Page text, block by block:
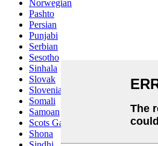
Norwegian
Pashto
Persian
Punjabi
Serbian
Sesotho
Sinhala
Slovak
Slovenian
Somali
Samoan
Scots Gaelic
Shona